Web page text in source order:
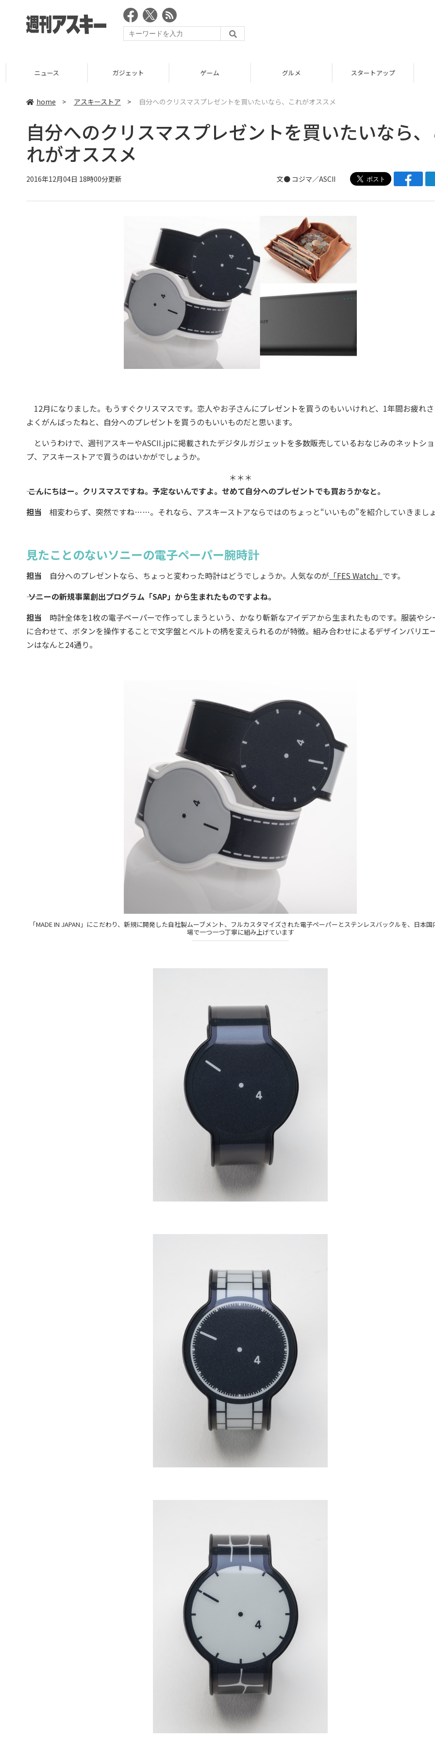
ニュース ガジェット ゲーム グルメ スタートアップ
home > アスキーストア > 自分へのクリスマスプレゼントを買いたいなら、これがオススメ
自分へのクリスマスプレゼントを買いたいなら
れがオススメ
2016年12月04日 18時00分更新 文● コジマ／ASCII
12月になりました。もうすぐクリスマスです。恋人やお子さんにプレゼントを買うのもいいけれど、1年間お疲れ
よくがんばったねと、自分へのプレゼントを買うのもいいものだと思います。
というわけで、週刊アスキーやASCII.jpに掲載されたデジタルガジェットを多数販売しているおなじみのネットシ
プ、アスキーストアで買うのはいかがでしょうか。
＊＊＊
―― こんにちはー。クリスマスですね。予定ないんですよ。せめて自分へのプレゼントでも買おうかなと。
担当 相変わらず、突然ですね……。それなら、アスキーストアならではのちょっと“いいもの”を紹介していきまし
見たことのないソニーの電子ペーパー腕時計
担当 自分へのプレゼントなら、ちょっと変わった時計はどうでしょうか。人気なのが 「FES Watch」 です。
―― ソニーの新規事業創出プログラム「SAP」から生まれたものですよね。
担当 時計全体を1枚の電子ペーパーで作ってしまうという、かなり斬新なアイデアから生まれたものです。服装やシ
に合わせて、ボタンを操作することで文字盤とベルトの柄を変えられるのが特徴。組み合わせによるデザインバリエ
ンはなんと24通り。
「MADE IN JAPAN」にこだわり、新規に開発した自社製ムーブメント、フルカスタマイズされた電子ペーパーとステンレスバックルを、日本国
場で一つ一つ丁寧に組み上げています